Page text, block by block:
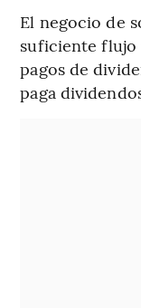
El negocio de
suficiente flujo
pagos de
paga